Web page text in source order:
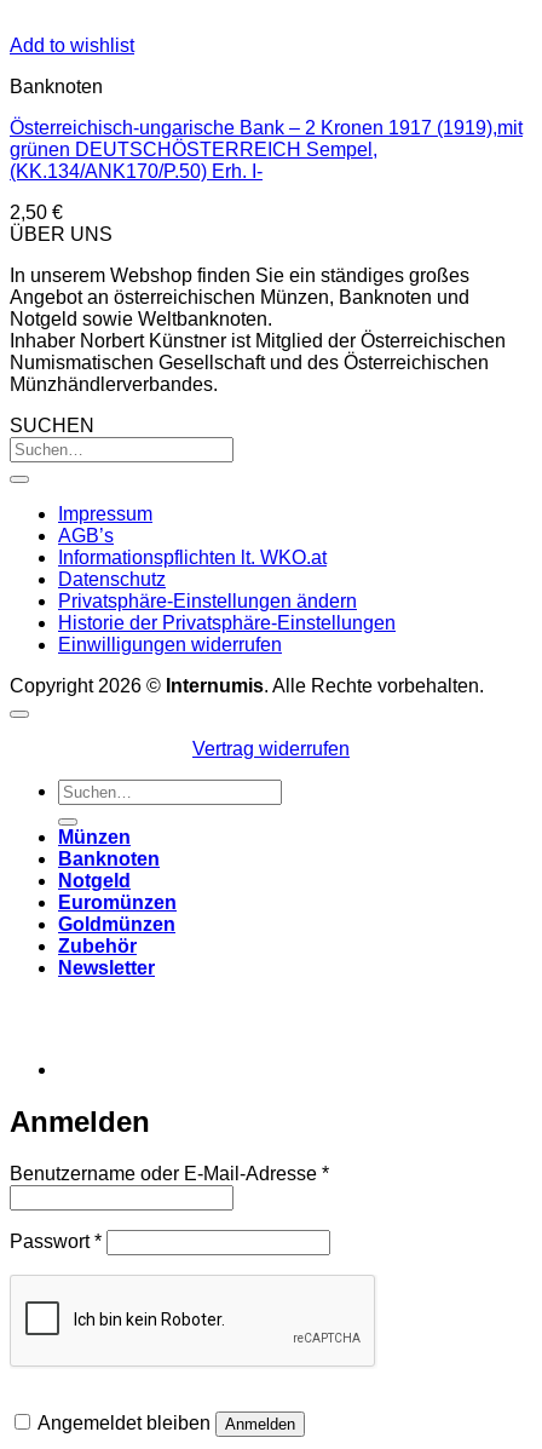
Add to wishlist
Banknoten
Österreichisch-ungarische Bank – 2 Kronen 1917 (1919),mit
grünen DEUTSCHÖSTERREICH Sempel,
(KK.134/ANK170/P.50) Erh. I-
2,50 €
ÜBER UNS
In unserem Webshop finden Sie ein ständiges großes
Angebot an österreichischen Münzen, Banknoten und
Notgeld sowie Weltbanknoten.
Inhaber Norbert Künstner ist Mitglied der Österreichischen
Numismatischen Gesellschaft und des Österreichischen
Münzhändlerverbandes.
SUCHEN
Impressum
AGB’s
Informationspflichten lt. WKO.at
Datenschutz
Privatsphäre-Einstellungen ändern
Historie der Privatsphäre-Einstellungen
Einwilligungen widerrufen
Copyright 2026 © Internumis. Alle Rechte vorbehalten.
Vertrag widerrufen
Suchen
nach:
Münzen
Banknoten
Notgeld
Euromünzen
Goldmünzen
Zubehör
Newsletter
Anmelden
Benutzername oder E-Mail-Adresse *Erforderlich
Passwort*Erforderlich
Angemeldet bleiben Anmelden